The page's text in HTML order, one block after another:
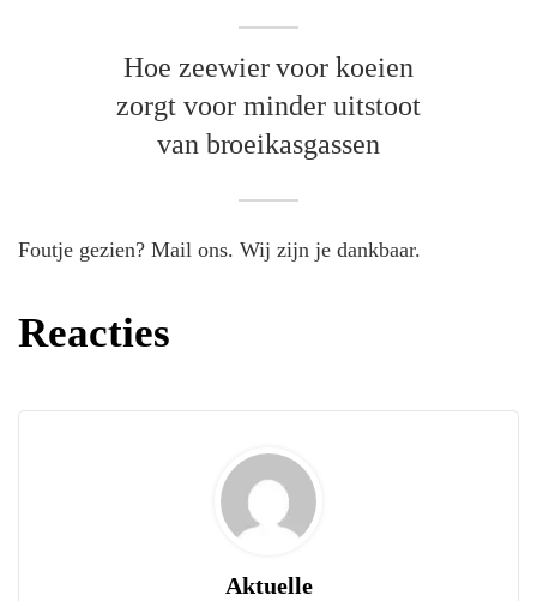
Hoe zeewier voor koeien
zorgt voor minder uitstoot
van broeikasgassen
Foutje gezien? Mail ons. Wij zijn je dankbaar.
Reacties
Aktuelle